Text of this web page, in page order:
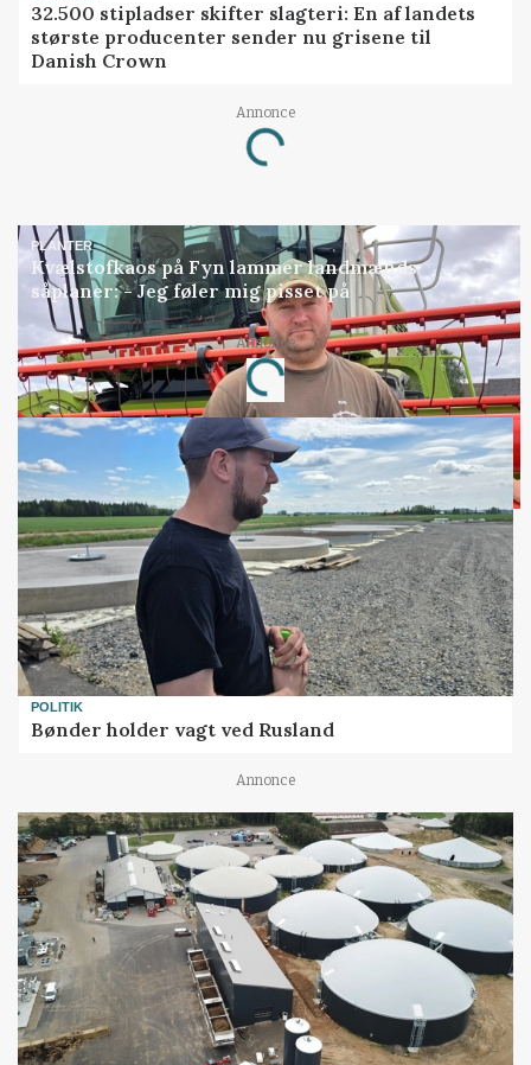
32.500 stipladser skifter slagteri: En af landets
største producenter sender nu grisene til
Danish Crown
Annonce
Loading...
PLANTER
Kvælstofkaos på Fyn lammer landmænds
såplaner: - Jeg føler mig pisset på
Annonce
Loading...
POLITIK
Bønder holder vagt ved Rusland
Annonce